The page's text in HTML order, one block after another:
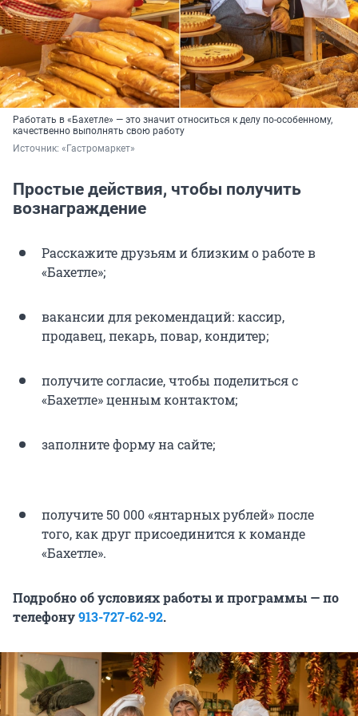
Работать в «Бахетле» — это значит относиться к делу по-особенному,
качественно выполнять свою работу
Источник: «Гастромаркет»
Простые действия, чтобы получить
вознаграждение
Расскажите друзьям и близким о работе в
«Бахетле»;
вакансии для рекомендаций: кассир,
продавец, пекарь, повар, кондитер;
получите согласие, чтобы поделиться с
«Бахетле» ценным контактом;
заполните форму на сайте;
получите 50 000 «янтарных рублей» после
того, как друг присоединится к команде
«Бахетле».
Подробно об условиях работы и программы — по
телефону913-727-62-92.